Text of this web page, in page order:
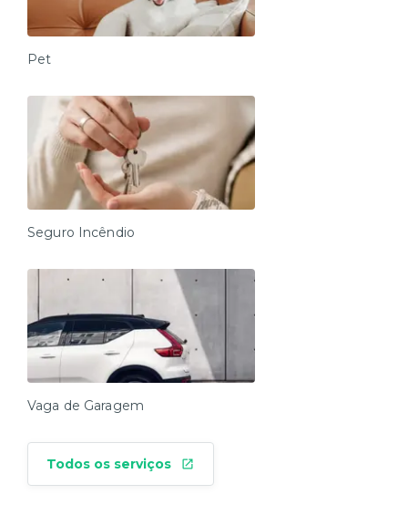
Pet
Seguro Incêndio
Vaga de Garagem
Todos os serviços